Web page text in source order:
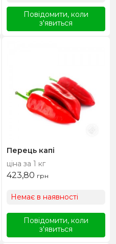
Повідомити, коли
з'явиться
Перець капі
ціна за 1 кг
423,80 грн
Немає в наявності
Повідомити, коли
з'явиться